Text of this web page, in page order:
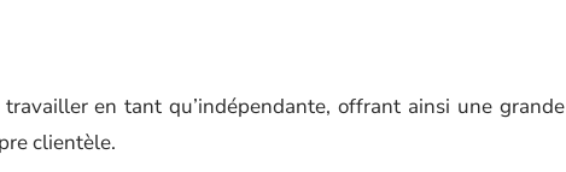
en tant qu’indépendante, offrant ainsi une grande
clientèle.